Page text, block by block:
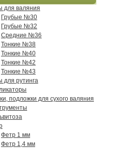
для валяния
Грубые №30
Грубые №32
Средние №36
Тонкие №38
Тонкие №40
Тонкие №42
Тонкие №43
для рутинга
подложки для сухого валяния
Фетр 1 мм
Фетр 1,4 мм